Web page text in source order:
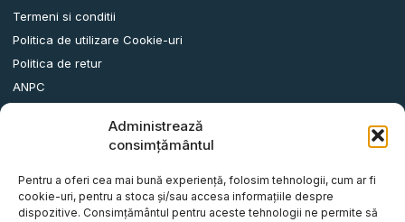
Administrează
consimțământul
Pentru a oferi cea mai bună experiență, folosim tehnologii, cum ar fi
cookie-uri, pentru a stoca și/sau accesa informațiile despre
dispozitive. Consimțământul pentru aceste tehnologii ne permite să
Termeni si conditii
Politica de utilizare Cookie-uri
Politica de retur
ANPC
info@remorci-platforme.ro